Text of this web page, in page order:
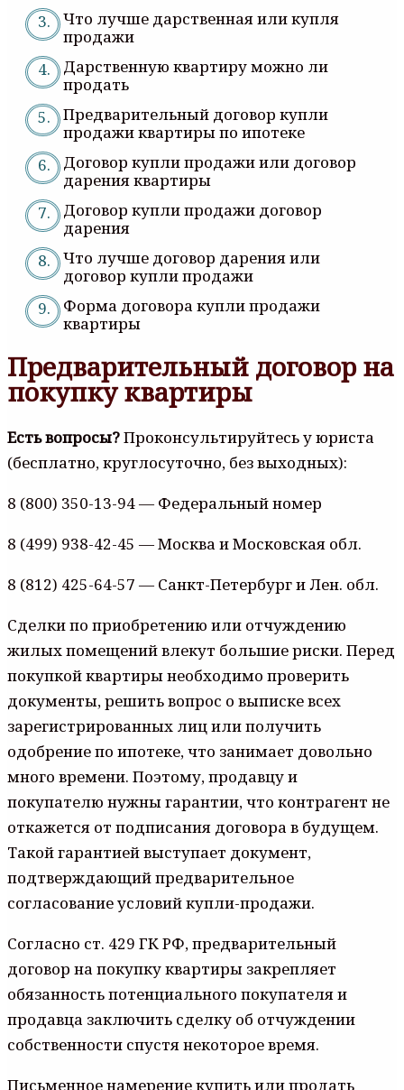
Что лучше дарственная или купля
продажи
Дарственную квартиру можно ли
продать
Предварительный договор купли
продажи квартиры по ипотеке
Договор купли продажи или договор
дарения квартиры
Договор купли продажи договор
дарения
Что лучше договор дарения или
договор купли продажи
Форма договора купли продажи
квартиры
Предварительный договор на
покупку квартиры
Есть вопросы?Проконсультируйтесь у юриста
(бесплатно, круглосуточно, без выходных):
8 (800) 350-13-94 — Федеральный номер
8 (499) 938-42-45 — Москва и Московская обл.
8 (812) 425-64-57 — Санкт-Петербург и Лен. обл.
Сделки по приобретению или отчуждению
жилых помещений влекут большие риски. Перед
покупкой квартиры необходимо проверить
документы, решить вопрос о выписке всех
зарегистрированных лиц или получить
одобрение по ипотеке, что занимает довольно
много времени. Поэтому, продавцу и
покупателю нужны гарантии, что контрагент не
откажется от подписания договора в будущем.
Такой гарантией выступает документ,
подтверждающий предварительное
согласование условий купли-продажи.
Согласно ст. 429 ГК РФ, предварительный
договор на покупку квартиры закрепляет
обязанность потенциального покупателя и
продавца заключить сделку об отчуждении
собственности спустя некоторое время.
Письменное намерение купить или продать